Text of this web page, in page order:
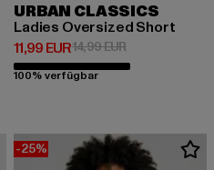
EUR
URBAN CLASSICS
Ladies Oversized Short
11,99 EUR
Derzeitiger Preis: 11,99 EUR
14,99 EURAktionspreis:
100% verfügbar
-25%